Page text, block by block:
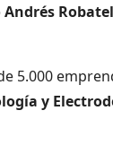
5.000
y